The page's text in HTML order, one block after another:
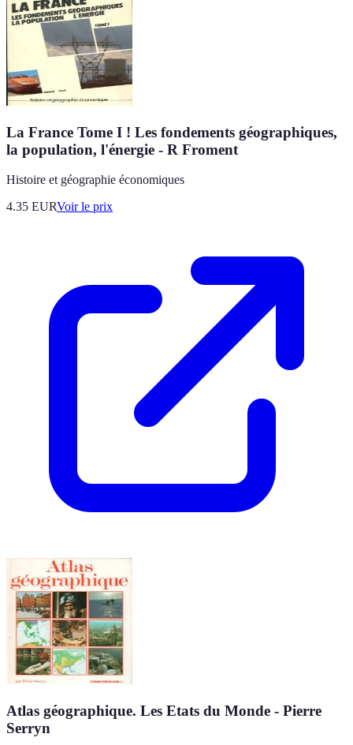
La France Tome I ! Les fondements géographiques,
la population, l'énergie - R Froment
Histoire et géographie économiques
4.35 EURVoir le prix
Atlas géographique. Les Etats du Monde - Pierre
Serryn